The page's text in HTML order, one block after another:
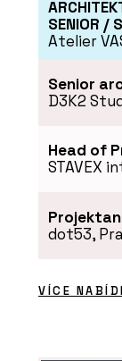
SENIOR /
Atelier
Senior
D3K2
Head of
STAVEX
dot53,
VÍCE